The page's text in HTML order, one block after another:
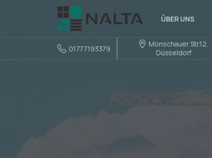
ÜBER UNS
01777193379
Monschauer Str.12,
Düsseldorf